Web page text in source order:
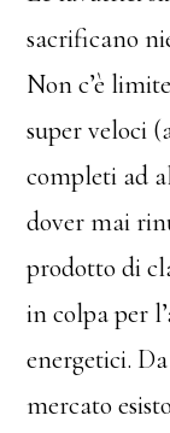
sacrificano
Non c’è
super veloci
completi ad
dover mai
prodotto di
in colpa per
energetici.
mercato